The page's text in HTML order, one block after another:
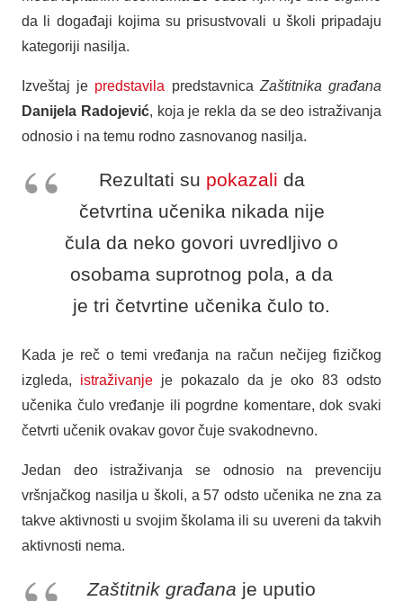
da li događaji kojima su prisustvovali u školi pripadaju
kategoriji nasilja.
Izveštaj je predstavila predstavnica Zaštitnika građana
Danijela Radojević, koja je rekla da se deo istraživanja
odnosio i na temu rodno zasnovanog nasilja.
Rezultati su pokazali da
četvrtina učenika nikada nije
čula da neko govori uvredljivo o
osobama suprotnog pola, a da
je tri četvrtine učenika čulo to.
Kada je reč o temi vređanja na račun nečijeg fizičkog
izgleda, istraživanjeje pokazalo da je oko 83 odsto
učenika čulo vređanje ili pogrdne komentare, dok svaki
četvrti učenik ovakav govor čuje svakodnevno.
Jedan deo istraživanja se odnosio na prevenciju
vršnjačkog nasilja u školi, a 57 odsto učenika ne zna za
takve aktivnosti u svojim školama ili su uvereni da takvih
aktivnosti nema.
Zaštitnik građana je uputio